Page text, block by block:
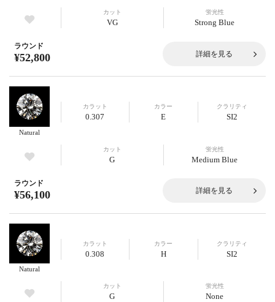
カット
VG
蛍光性
Strong Blue
ラウンド
¥52,800 詳細を見る
Natural
カラット
0.307
カラー
E
クラリティ
SI2
カット
G
蛍光性
Medium Blue
ラウンド
¥56,100 詳細を見る
Natural
カラット
0.308
カラー
H
クラリティ
SI2
カット
G
蛍光性
None